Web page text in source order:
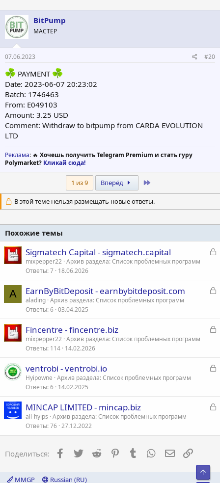
BitPump
МАСТЕР
07.06.2023 #20
PAYMENT
Date: 2023-06-07 20:23:02
Batch: 1746463
From: E049103
Amount: 3.25 USD
Comment: Withdraw to bitpump from CARDA EVOLUTION
LTD
Реклама: 🔥 Хочешь получить Telegram Premium и стать гуру
Polymarket? Кликай сюда!
1 из 9 Вперёд
В этой теме нельзя размещать новые ответы.
Похожие темы
З
Sigmatech Capital - sigmatech.capital
mixpepper22 Архив раздела: Список проблемных программ
Ответы 7 18.06.2026
A
З
EarnByBitDeposit - earnbybitdeposit.com
alading Архив раздела: Список проблемных программ
Ответы 6 03.04.2025
З
Fincentre - fincentre.biz
mixpepper22 Архив раздела: Список проблемных программ
Ответы 114 14.02.2026
З
ventrobi - ventrobi.io
Hyipowne Архив раздела: Список проблемных программ
Ответы 6 14.02.2025
З
р
MINCAP LIMITED - mincap.biz
all-hyips Архив раздела: Список проблемных программ
Ответы 76 27.12.2022
Поделиться: Facebook
Twitter Reddit PinterestTumblr WhatsApp
MMGP Russian (RU)